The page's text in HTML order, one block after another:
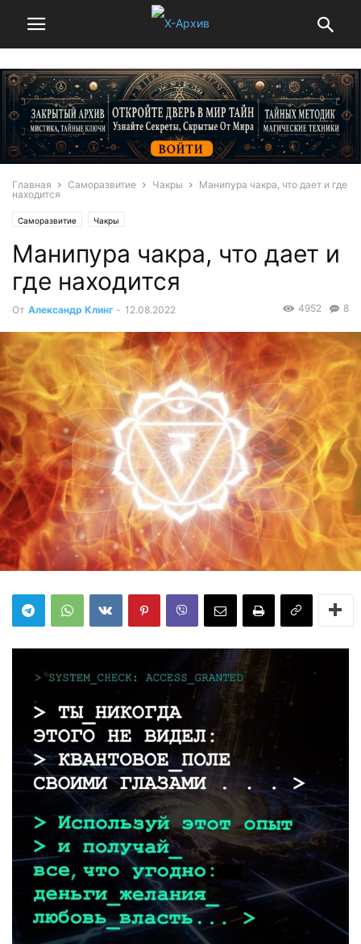
Главная Саморазвитие Чакры
Манипура чакра, что дает и где
находится
Саморазвитие Чакры
Манипура чакра, что дает и
где находится
От Александр Клинг - 12.08.2022 8
4952